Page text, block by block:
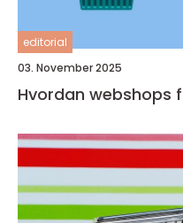
editorial
03. November 2025
Hvordan